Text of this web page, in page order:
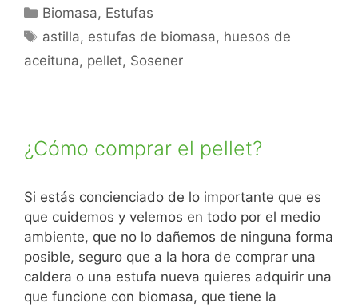
Biomasa, Estufas
astilla, estufas de biomasa, huesos de
aceituna, pellet, Sosener
¿Cómo comprar el pellet?
Si estás concienciado de lo importante que es
que cuidemos y velemos en todo por el medio
ambiente, que no lo dañemos de ninguna forma
posible, seguro que a la hora de comprar una
caldera o una estufa nueva quieres adquirir una
que funcione con biomasa, que tiene la